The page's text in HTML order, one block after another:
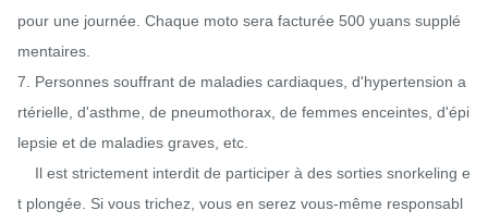
pour une journée. Chaque moto sera facturée 500 yuans supplé
mentaires.
7. Personnes souffrant de maladies cardiaques, d'hypertension a
rtérielle, d'asthme, de pneumothorax, de femmes enceintes, d'épi
lepsie et de maladies graves, etc.
t plongée. Si vous trichez, vous en serez vous-même responsabl